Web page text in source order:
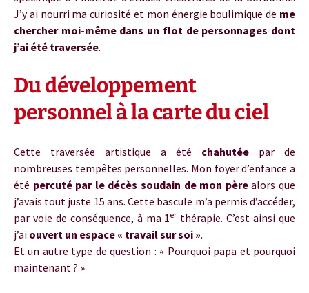
J’y ai nourri ma curiosité et mon énergie boulimique de me
chercher moi-même dans un flot de personnages dont
j’ai été traversée.
Du développement
personnel à la carte du ciel
Cette traversée artistique a été chahutée par de
nombreuses tempêtes personnelles. Mon foyer d’enfance a
été percuté par le décès soudain de mon pèrealors que
j’avais tout juste 15 ans. Cette bascule m’a permis d’accéder,
par voie de conséquence, à ma 1er thérapie. C’est ainsi que
j’ai ouvert un espace « travail sur soi ».
Et un autre type de question : « Pourquoi papa et pourquoi
maintenant ? »